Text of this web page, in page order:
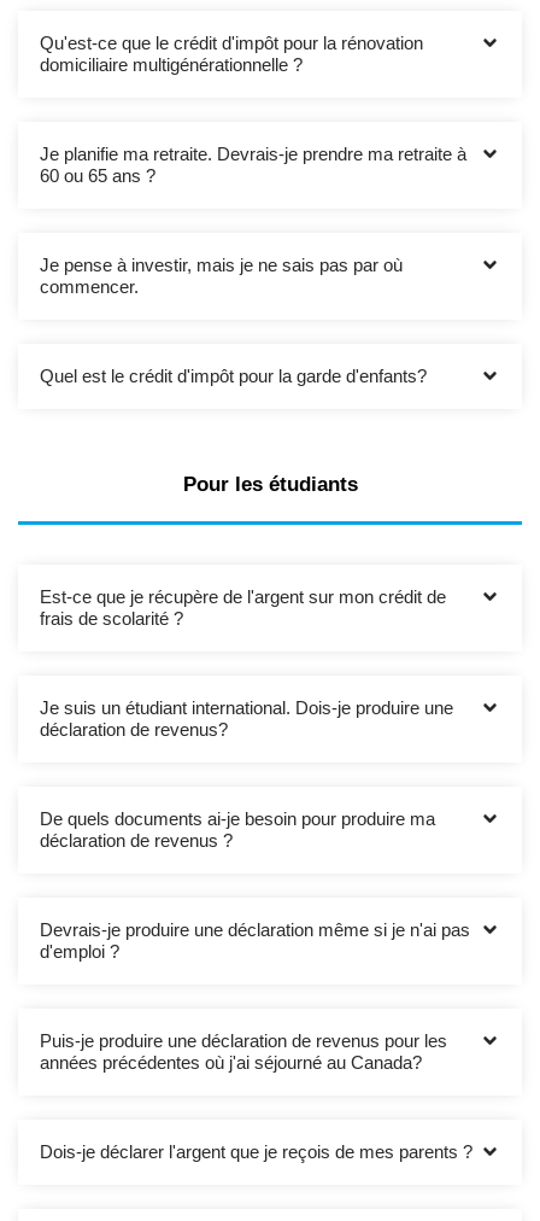
Qu'est-ce que le crédit d'impôt pour la rénovation
domiciliaire multigénérationnelle ?
Je planifie ma retraite. Devrais-je prendre ma retraite à
60 ou 65 ans ?
Je pense à investir, mais je ne sais pas par où
commencer.
Quel est le crédit d'impôt pour la garde d'enfants?
Pour les étudiants
Est-ce que je récupère de l'argent sur mon crédit de
frais de scolarité ?
Je suis un étudiant international. Dois-je produire une
déclaration de revenus?
De quels documents ai-je besoin pour produire ma
déclaration de revenus ?
Devrais-je produire une déclaration même si je n'ai pas
d'emploi ?
Puis-je produire une déclaration de revenus pour les
années précédentes où j'ai séjourné au Canada?
Dois-je déclarer l'argent que je reçois de mes parents ?